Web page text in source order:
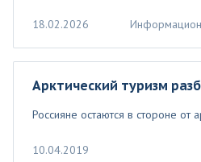
18.02.2026
Арктический туризм
Россияне остаются в стороне от
10.04.2019